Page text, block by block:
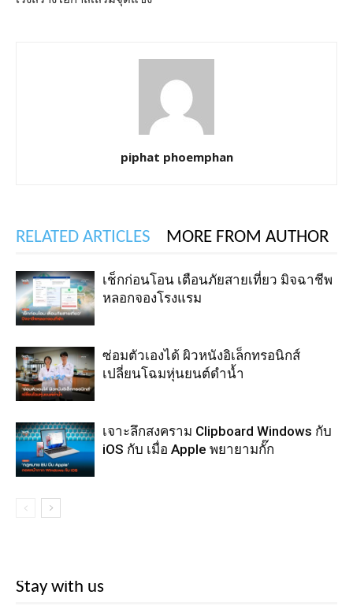
piphat phoemphan
RELATED ARTICLES MORE FROM AUTHOR
เช็กก่อนโอน เตือนภัยสายเที่ยว มิจฉาชีพ
หลอกจองโรงแรม
ซ่อมตัวเองได้ ผิวหนังอิเล็กทรอนิกส์
เปลี่ยนโฉมหุ่นยนต์ดำน้ำ
เจาะลึกสงคราม Clipboard Windows กับ
iOS กับ เมื่อ Apple พยายามกั๊ก
Stay with us